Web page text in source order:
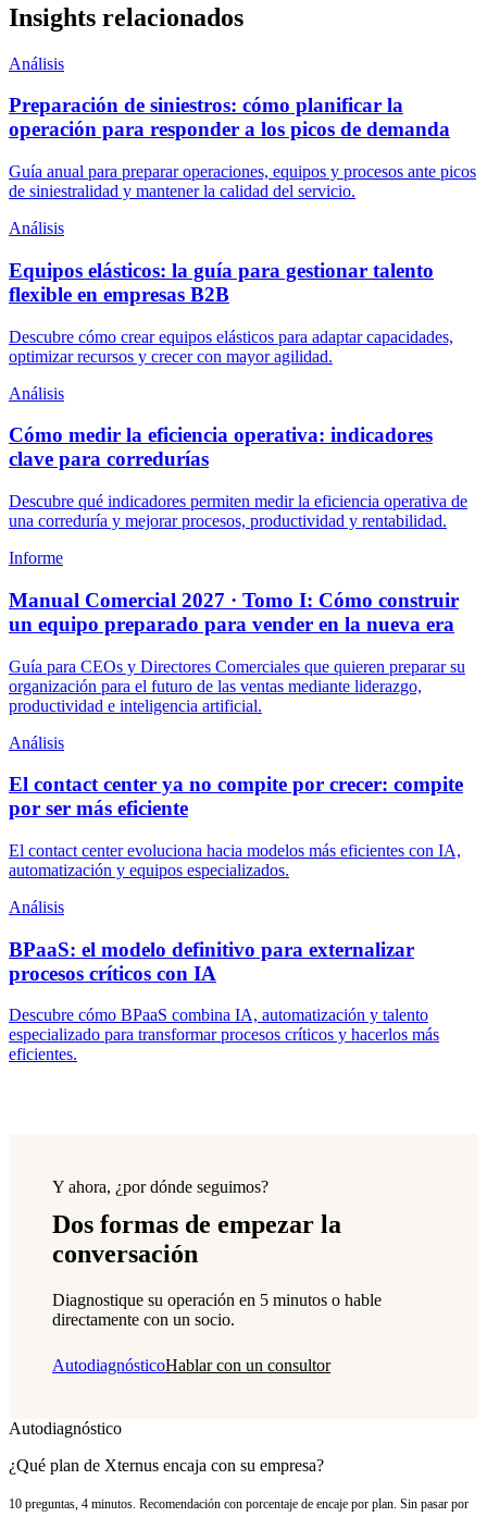
Insights relacionados
Análisis
Preparación de siniestros: cómo planificar la
operación para responder a los picos de demanda
Guía anual para preparar operaciones, equipos y procesos ante picos
de siniestralidad y mantener la calidad del servicio.
Análisis
Equipos elásticos: la guía para gestionar talento
flexible en empresas B2B
Descubre cómo crear equipos elásticos para adaptar capacidades,
optimizar recursos y crecer con mayor agilidad.
Análisis
Cómo medir la eficiencia operativa: indicadores
clave para corredurías
Descubre qué indicadores permiten medir la eficiencia operativa de
una correduría y mejorar procesos, productividad y rentabilidad.
Informe
Manual Comercial 2027 · Tomo I: Cómo construir
un equipo preparado para vender en la nueva era
Guía para CEOs y Directores Comerciales que quieren preparar su
organización para el futuro de las ventas mediante liderazgo,
productividad e inteligencia artificial.
Análisis
El contact center ya no compite por crecer: compite
por ser más eficiente
El contact center evoluciona hacia modelos más eficientes con IA,
automatización y equipos especializados.
Análisis
BPaaS: el modelo definitivo para externalizar
procesos críticos con IA
Descubre cómo BPaaS combina IA, automatización y talento
especializado para transformar procesos críticos y hacerlos más
eficientes.
Y ahora, ¿por dónde seguimos?
Dos formas de empezar la
conversación
Diagnostique su operación en 5 minutos o hable
directamente con un socio.
AutodiagnósticoHablar con un consultor
Autodiagnóstico
¿Qué plan de Xternus encaja con su empresa?
10 preguntas, 4 minutos. Recomendación con porcentaje de encaje por plan. Sin pasar por